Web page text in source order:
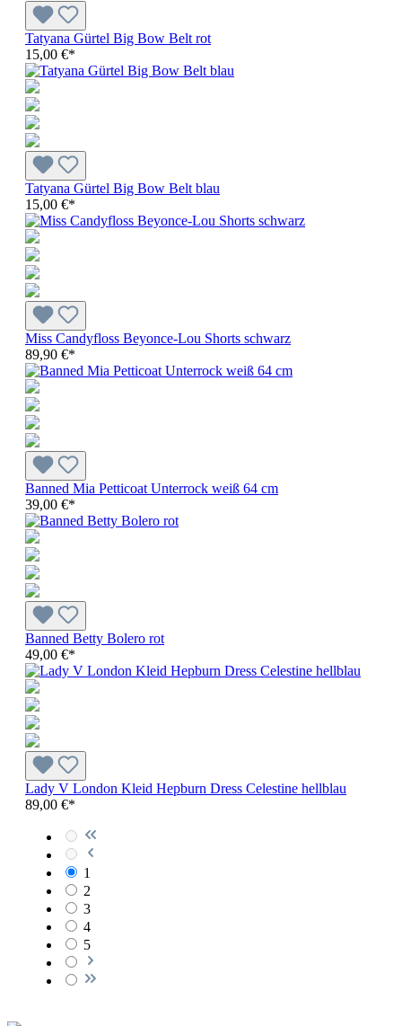
Tatyana Gürtel Big Bow Belt rot
15,00 €*
Tatyana Gürtel Big Bow Belt blau
15,00 €*
Miss Candyfloss Beyonce-Lou Shorts schwarz
89,90 €*
Banned Mia Petticoat Unterrock weiß 64 cm
39,00 €*
Banned Betty Bolero rot
49,00 €*
Lady V London Kleid Hepburn Dress Celestine hellblau
89,00 €*
1
2
3
4
5